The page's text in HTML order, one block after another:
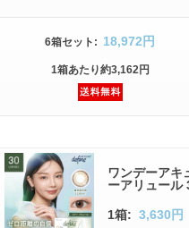
6箱セット : 18,972円
1箱あたり約3,162円
ワンデーアキ
ーアリュール
1箱: 3,630円